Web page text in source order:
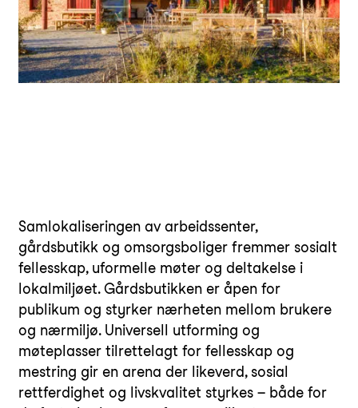
Samlokaliseringen av arbeidssenter,
gårdsbutikk og omsorgsboliger fremmer sosialt
fellesskap, uformelle møter og deltakelse i
lokalmiljøet. Gårdsbutikken er åpen for
publikum og styrker nærheten mellom brukere
og nærmiljø. Universell utforming og
møteplasser tilrettelagt for fellesskap og
mestring gir en arena der likeverd, sosial
rettferdighet og livskvalitet styrkes – både for